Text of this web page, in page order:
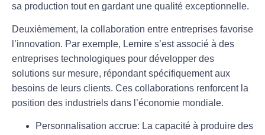
sa production tout en gardant une qualité exceptionnelle.
Deuxièmement, la collaboration entre entreprises favorise
l’innovation. Par exemple, Lemire s’est associé à des
entreprises technologiques pour développer des
solutions sur mesure, répondant spécifiquement aux
besoins de leurs clients. Ces collaborations renforcent la
position des industriels dans l’économie mondiale.
Personnalisation accrue: La capacité à produire des